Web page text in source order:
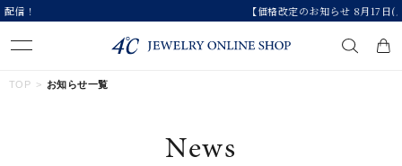
【価格改定のお知らせ 8月17日(月)より 】
TOP お知らせ一覧
News